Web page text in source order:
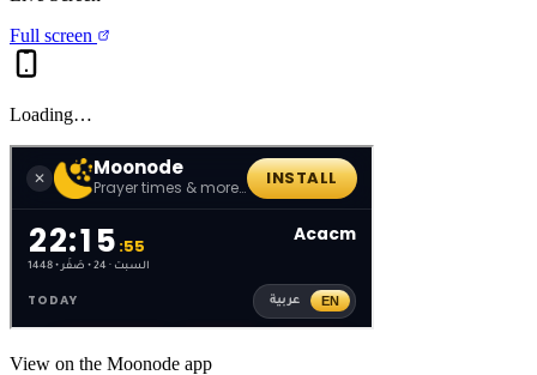
Full screen
Loading…
View on the Moonode app